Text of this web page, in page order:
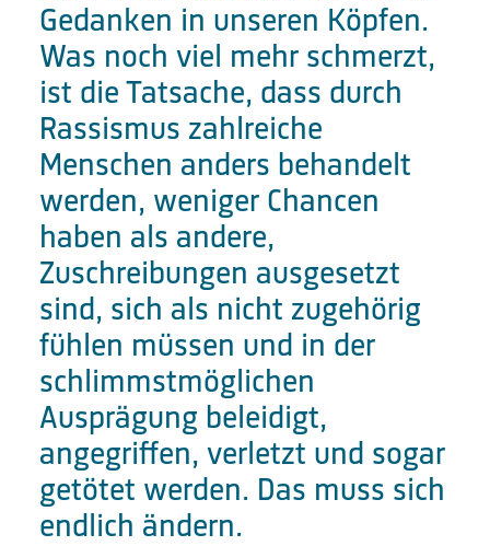
Gedanken in unseren Köpfen.
Was noch viel mehr schmerzt,
ist die Tatsache, dass durch
Rassismus zahlreiche
Menschen anders behandelt
werden, weniger Chancen
haben als andere,
Zuschreibungen ausgesetzt
sind, sich als nicht zugehörig
fühlen müssen und in der
schlimmstmöglichen
Ausprägung beleidigt,
angegriffen, verletzt und sogar
getötet werden. Das muss sich
endlich ändern.